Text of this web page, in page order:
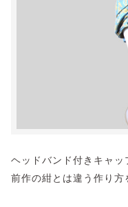
ヘッドバンド付きキャ
前作の紺とは違う作り方